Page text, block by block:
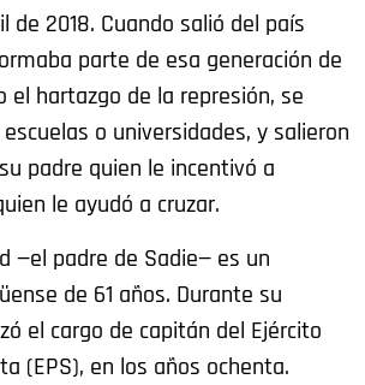
de 2018. Cuando salió del país
parte de esa generación de
el hartazgo de la represión, se
o universidades, y salieron
padre quien le incentivó a
le ayudó a cruzar.
—el padre de Sadie— es un
de 61 años. Durante su
el cargo de capitán del Ejército
(EPS), en los años ochenta.